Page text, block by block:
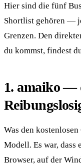
Hier sind die fünf
Shortlist gehören —
Grenzen. Den
du kommst, findest
1. amaiko —
Was den
Modell. Es war,
Browser, auf der